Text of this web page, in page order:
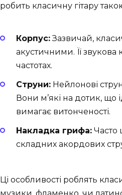
робить класичну гітару
Корпус:Зазвичай,
акустичними. Її
частотах.
Струни: Нейлонові
Вони м’які на дотик, що
вимагає витонченості.
Накладка грифа: Часто
складних акордових
Ці особливості роблять
музики, фламенко, чи